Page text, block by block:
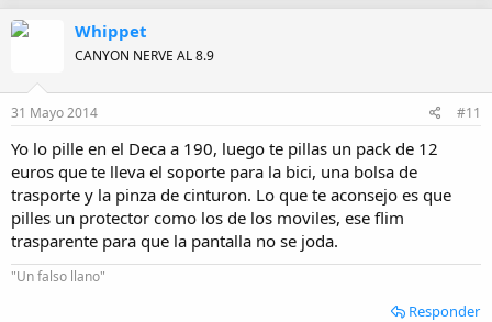
Whippet
CANYON NERVE AL 8.9
31 Mayo 2014 #11
Yo lo pille en el Deca a 190, luego te pillas un pack de 12
euros que te lleva el soporte para la bici, una bolsa de
trasporte y la pinza de cinturon. Lo que te aconsejo es que
pilles un protector como los de los moviles, ese flim
trasparente para que la pantalla no se joda.
"Un falso llano"
Responder